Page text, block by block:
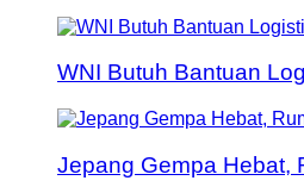
WNI Butuh Bantuan
Jepang Gempa Hebat,